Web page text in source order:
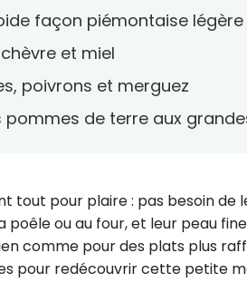
façon piémontaise légère
et miel
poivrons et merguez
pommes de terre aux
tout pour plaire : pas besoin de
ou au four, et leur peau
comme pour des plats plus
pour redécouvrir cette petite